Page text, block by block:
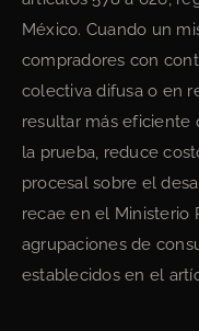
México. Cuando un
compradores con
colectiva difusa o en
resultar más eficiente
la prueba, reduce
procesal sobre el
recae en el Ministerio
agrupaciones de
establecidos en el